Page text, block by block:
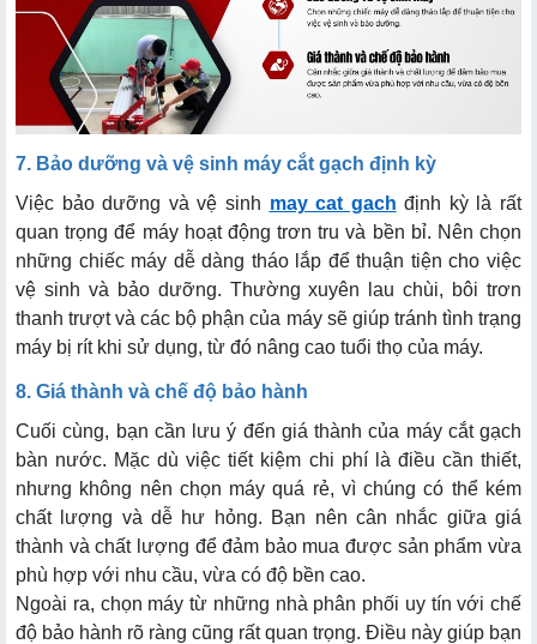
7. Bảo dưỡng và vệ sinh máy cắt gạch định kỳ
Việc bảo dưỡng và vệ sinh may cat gach định kỳ là rất
quan trọng để máy hoạt động trơn tru và bền bỉ. Nên chọn
những chiếc máy dễ dàng tháo lắp để thuận tiện cho việc
vệ sinh và bảo dưỡng. Thường xuyên lau chùi, bôi trơn
thanh trượt và các bộ phận của máy sẽ giúp tránh tình trạng
máy bị rít khi sử dụng, từ đó nâng cao tuổi thọ của máy.
8. Giá thành và chế độ bảo hành
Cuối cùng, bạn cần lưu ý đến giá thành của máy cắt gạch
bàn nước. Mặc dù việc tiết kiệm chi phí là điều cần thiết,
nhưng không nên chọn máy quá rẻ, vì chúng có thể kém
chất lượng và dễ hư hỏng. Bạn nên cân nhắc giữa giá
thành và chất lượng để đảm bảo mua được sản phẩm vừa
phù hợp với nhu cầu, vừa có độ bền cao.
Ngoài ra, chọn máy từ những nhà phân phối uy tín với chế
độ bảo hành rõ ràng cũng rất quan trọng. Điều này giúp bạn